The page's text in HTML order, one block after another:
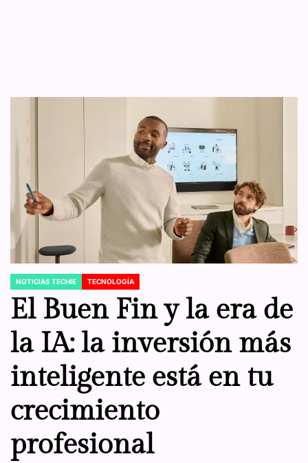
POSTED
IN
NOTICIAS TECHIE TECNOLOGÍA
El Buen Fin y la era de
la IA: la inversión más
inteligente está en tu
crecimiento
profesional